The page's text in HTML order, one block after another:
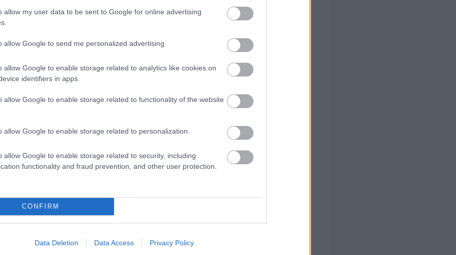
allow my user data to be sent to Google for online advertising
allow Google to send me personalized advertising.
allow Google to enable storage related to analytics like cookies on
identifiers in apps.
allow Google to enable storage related to functionality of the website
allow Google to enable storage related to personalization.
allow Google to enable storage related to security, including
functionality and fraud prevention, and other user protection.
CONFIRM
Data Deletion Data Access Privacy Policy
Αγγλικών σε μόνο 2 ημέρες στα χέρια σας
όλες τις σημαντικές ειδήσεις.
Ειδήσεις